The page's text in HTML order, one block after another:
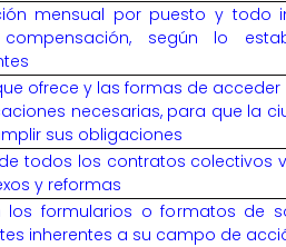
mensual por puesto y todo
según lo
ofrece y las formas de
necesarias, para que la
sus obligaciones
todos los contratos colectivos
y reformas
los formularios o formatos de
inherentes a su campo de